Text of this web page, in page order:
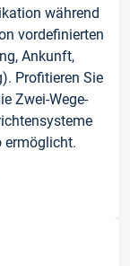
während
vordefinierten
Ankunft,
Profitieren Sie
Zwei-Wege-
ermöglicht.